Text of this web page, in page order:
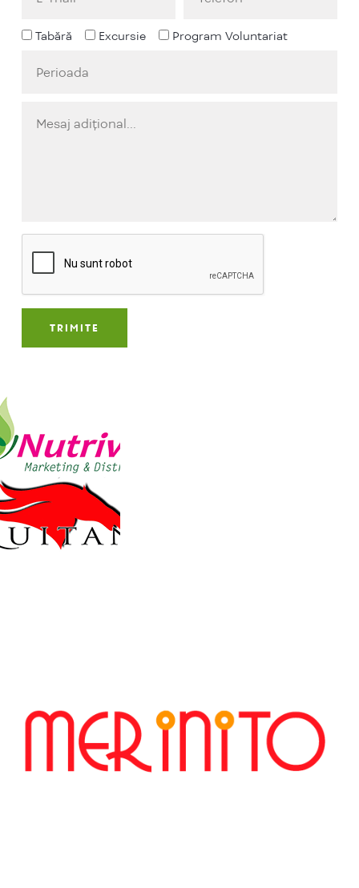
Tabără Excursie Program Voluntariat